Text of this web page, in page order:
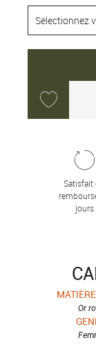
Satisfait
jours
Or